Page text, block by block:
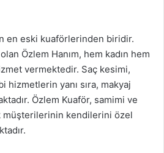
en eski kuaförlerinden biridir.
Özlem Hanım, hem kadın hem
vermektedir. Saç kesimi,
hizmetlerin yanı sıra, makyaj
Özlem Kuaför, samimi ve
müşterilerinin kendilerini özel